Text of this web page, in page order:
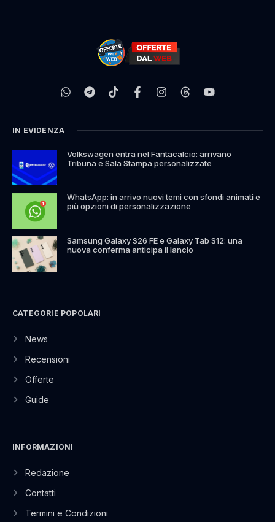
IN EVIDENZA
Volkswagen entra nel Fantacalcio: arrivano
Tribuna e Sala Stampa personalizzate
WhatsApp: in arrivo nuovi temi con sfondi animati e
più opzioni di personalizzazione
Samsung Galaxy S26 FE e Galaxy Tab S12: una
nuova conferma anticipa il lancio
CATEGORIE POPOLARI
News
Recensioni
Offerte
Guide
INFORMAZIONI
Redazione
Contatti
Termini e Condizioni